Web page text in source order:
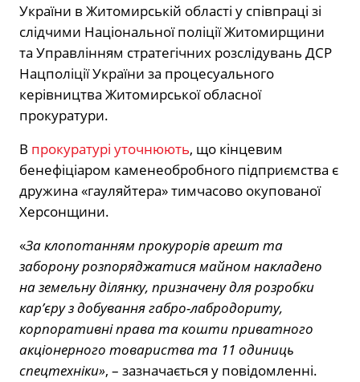
України в Житомирській області у співпраці зі
слідчими Національної поліції Житомирщини
та Управлінням стратегічних розслідувань ДСР
Нацполіції України за процесуального
керівництва Житомирської обласної
прокуратури.
В прокуратурі уточнюють, що кінцевим
бенефіціаром каменеобробного підприємства є
дружина «гауляйтера» тимчасово окупованої
Херсонщини.
«За клопотанням прокурорів арешт та
заборону розпоряджатися майном накладено
на земельну ділянку, призначену для розробки
кар’єру з добування габро-лабродориту,
корпоративні права та кошти приватного
акціонерного товариства та 11 одиниць
спецтехніки», – зазначається у повідомленні.